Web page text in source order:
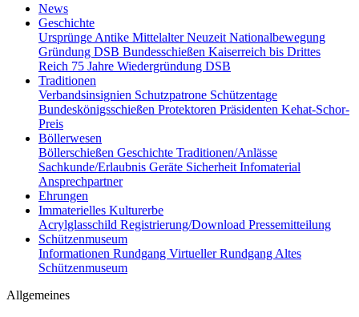
News
Geschichte
Ursprünge Antike MittelalterNeuzeit Nationalbewegung
Gründung DSB Bundesschießen Kaiserreich bis Drittes
Reich 75 Jahre Wiedergründung DSB
Traditionen
Verbandsinsignien Schutzpatrone Schützentage
Bundeskönigsschießen Protektoren Präsidenten Kehat-Schor-
Preis
Böllerwesen
Böllerschießen Geschichte Traditionen/Anlässe
Sachkunde/Erlaubnis Geräte Sicherheit Infomaterial
Ansprechpartner
Ehrungen
Immaterielles Kulturerbe
Acrylglasschild Registrierung/Download Pressemitteilung
Schützenmuseum
Informationen Rundgang Virtueller Rundgang Altes
Schützenmuseum
Allgemeines